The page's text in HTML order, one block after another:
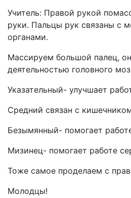
Учитель: Правой рукой
руки. Пальцы рук связаны с
органами.
Массируем большой палец,
деятельностью головного
Указательный- улучшает
Средний связан с
Безымянный- помогает
Мизинец- помогает работе
Тоже самое проделаем с
Молодцы!